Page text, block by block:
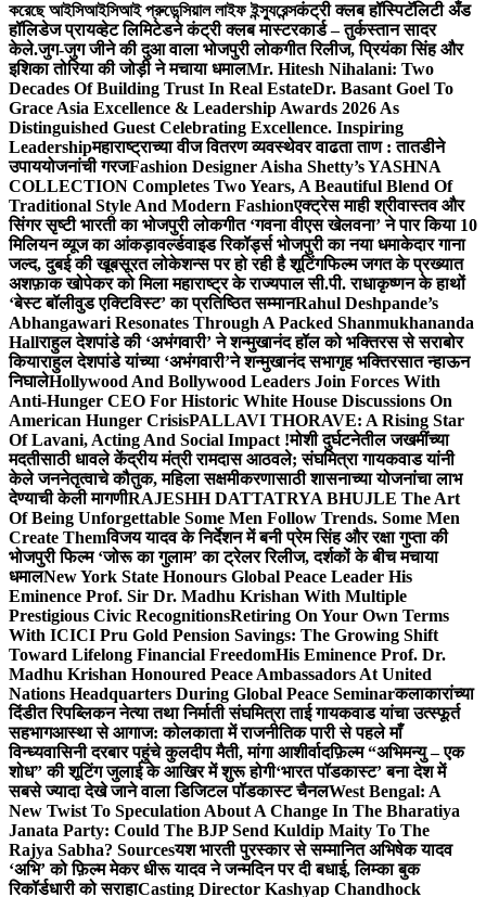
করেছে আইসিআইসিআই প্রুডেন্সিয়াল লাইফ ইন্স্যুরেন্সकंट्री क्लब हॉस्पिटॅलिटी अँड
हॉलिडेज प्रायव्हेट लिमिटेडने कंट्री क्लब मास्टरकार्ड – तुर्कस्तान सादर
केले.जुग-जुग जीने की दुआ वाला भोजपुरी लोकगीत रिलीज, प्रियंका सिंह और
इशिका तोरिया की जोड़ी ने मचाया धमालMr. Hitesh Nihalani: Two
Decades Of Building Trust In Real EstateDr. Basant Goel To
Grace Asia Excellence & Leadership Awards 2026 As
Distinguished Guest Celebrating Excellence. Inspiring
Leadershipमहाराष्ट्राच्या वीज वितरण व्यवस्थेवर वाढता ताण : तातडीने
उपाययोजनांची गरजFashion Designer Aisha Shetty’s YASHNA
COLLECTION Completes Two Years, A Beautiful Blend Of
Traditional Style And Modern Fashionएक्ट्रेस माही श्रीवास्तव और
सिंगर सृष्टी भारती का भोजपुरी लोकगीत ‘गवना वीएस खेलवना’ ने पार किया 10
मिलियन व्यूज का आंकड़ावर्ल्डवाइड रिकॉर्ड्स भोजपुरी का नया धमाकेदार गाना
जल्द, दुबई की खूबसूरत लोकेशन्स पर हो रही है शूटिंगफिल्म जगत के प्रख्यात
अशफ़ाक खोपेकर को मिला महाराष्ट्र के राज्यपाल सी.पी. राधाकृष्णन के हाथों
‘बेस्ट बॉलीवुड एक्टिविस्ट’ का प्रतिष्ठित सम्मानRahul Deshpande’s
Abhangawari Resonates Through A Packed Shanmukhananda
Hallराहुल देशपांडे की ‘अभंगवारी’ ने शन्मुखानंद हॉल को भक्तिरस से सराबोर
कियाराहुल देशपांडे यांच्या ‘अभंगवारी’ने शन्मुखानंद सभागृह भक्तिरसात न्हाऊन
निघालेHollywood And Bollywood Leaders Join Forces With
Anti-Hunger CEO For Historic White House Discussions On
American Hunger CrisisPALLAVI THORAVE: A Rising Star
Of Lavani, Acting And Social Impact !मोशी दुर्घटनेतील जखमींच्या
मदतीसाठी धावले केंद्रीय मंत्री रामदास आठवले; संघमित्रा गायकवाड यांनी
केले जननेतृत्वाचे कौतुक, महिला सक्षमीकरणासाठी शासनाच्या योजनांचा लाभ
देण्याची केली मागणीRAJESHH DATTATRYA BHUJLE The Art
Of Being Unforgettable Some Men Follow Trends. Some Men
Create Themविजय यादव के निर्देशन में बनी प्रेम सिंह और रक्षा गुप्ता की
भोजपुरी फिल्म ‘जोरू का गुलाम’ का ट्रेलर रिलीज, दर्शकों के बीच मचाया
धमालNew York State Honours Global Peace Leader His
Eminence Prof. Sir Dr. Madhu Krishan With Multiple
Prestigious Civic RecognitionsRetiring On Your Own Terms
With ICICI Pru Gold Pension Savings: The Growing Shift
Toward Lifelong Financial FreedomHis Eminence Prof. Dr.
Madhu Krishan Honoured Peace Ambassadors At United
Nations Headquarters During Global Peace Seminarकलाकारांच्या
दिंडीत रिपब्लिकन नेत्या तथा निर्माती संघमित्रा ताई गायकवाड यांचा उत्स्फूर्त
सहभागआस्था से आगाज: कोलकाता में राजनीतिक पारी से पहले माँ
विन्ध्यवासिनी दरबार पहुंचे कुलदीप मैती, मांगा आशीर्वादफ़िल्म “अभिमन्यु – एक
शोध” की शूटिंग जुलाई के आखिर में शुरू होगी‘भारत पॉडकास्ट’ बना देश में
सबसे ज्यादा देखे जाने वाला डिजिटल पॉडकास्ट चैनलWest Bengal: A
New Twist To Speculation About A Change In The Bharatiya
Janata Party: Could The BJP Send Kuldip Maity To The
Rajya Sabha? Sourcesयश भारती पुरस्कार से सम्मानित अभिषेक यादव
‘अभि’ को फ़िल्म मेकर धीरू यादव ने जन्मदिन पर दी बधाई, लिम्का बुक
रिकॉर्डधारी को सराहाCasting Director Kashyap Chandhock